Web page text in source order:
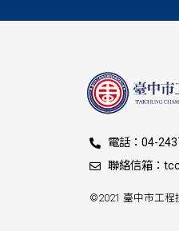
電話：04-
聯絡信箱：
©2021 臺中市工程